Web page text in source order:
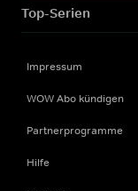
Top-Serien
Impressum
WOW Abo kündigen
Partnerprogramme
Hilfe